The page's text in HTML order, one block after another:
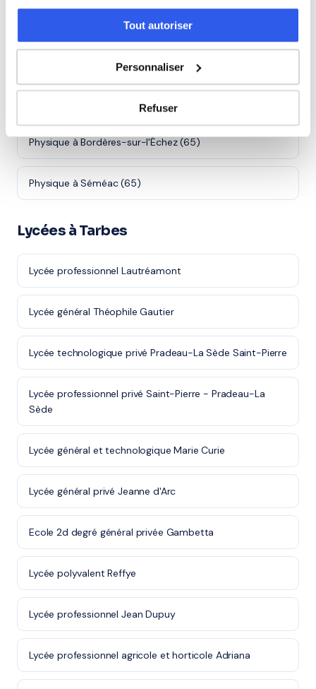
Tout autoriser
Personnaliser
Refuser
Physique à Aureilhan (65)
Physique à Bagnères-de-Bigorre (65)
Physique à Lannemezan (65)
Physique à Bordères-sur-l'Échez (65)
Physique à Séméac (65)
Lycées à Tarbes
Lycée professionnel Lautréamont
Lycée général Théophile Gautier
Lycée technologique privé Pradeau-La Sède Saint-Pierre
Lycée professionnel privé Saint-Pierre - Pradeau-La
Sède
Lycée général et technologique Marie Curie
Lycée général privé Jeanne d'Arc
Ecole 2d degré général privée Gambetta
Lycée polyvalent Reffye
Lycée professionnel Jean Dupuy
Lycée professionnel agricole et horticole Adriana